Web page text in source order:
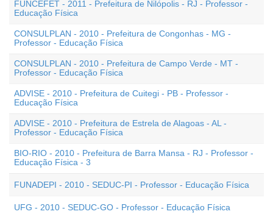
FUNCEFET - 2011 - Prefeitura de Nilópolis - RJ - Professor -
Educação Física
CONSULPLAN - 2010 - Prefeitura de Congonhas - MG -
Professor - Educação Física
CONSULPLAN - 2010 - Prefeitura de Campo Verde - MT -
Professor - Educação Física
ADVISE - 2010 - Prefeitura de Cuitegi - PB - Professor -
Educação Física
ADVISE - 2010 - Prefeitura de Estrela de Alagoas - AL -
Professor - Educação Física
BIO-RIO - 2010 - Prefeitura de Barra Mansa - RJ - Professor -
Educação Física - 3
FUNADEPI - 2010 - SEDUC-PI - Professor - Educação Física
UFG - 2010 - SEDUC-GO - Professor - Educação Física